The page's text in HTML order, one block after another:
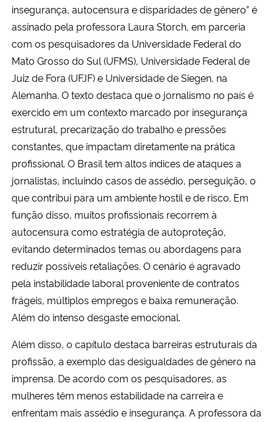
insegurança, autocensura e disparidades de gênero” é
assinado pela professora Laura Storch, em parceria
com os pesquisadores da Universidade Federal do
Mato Grosso do Sul (UFMS), Universidade Federal de
Juiz de Fora (UFJF) e Universidade de Siegen, na
Alemanha. O texto destaca que o jornalismo no país é
exercido em um contexto marcado por insegurança
estrutural, precarização do trabalho e pressões
constantes, que impactam diretamente na prática
profissional. O Brasil tem altos índices de ataques a
jornalistas, incluindo casos de assédio, perseguição, o
que contribui para um ambiente hostil e de risco. Em
função disso, muitos profissionais recorrem à
autocensura como estratégia de autoproteção,
evitando determinados temas ou abordagens para
reduzir possíveis retaliações. O cenário é agravado
pela instabilidade laboral proveniente de contratos
frágeis, múltiplos empregos e baixa remuneração.
Além do intenso desgaste emocional.
Além disso, o capítulo destaca barreiras estruturais da
profissão, a exemplo das desigualdades de gênero na
imprensa. De acordo com os pesquisadores, as
mulheres têm menos estabilidade na carreira e
enfrentam mais assédio e insegurança. A professora da